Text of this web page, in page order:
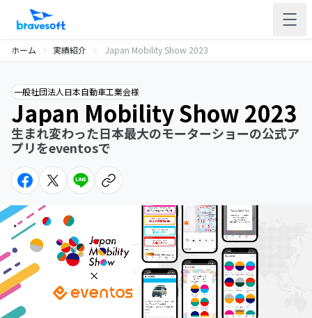
ホーム 実績紹介 Japan Mobility Show 2023
一般社団法人日本自動車工業会様
Japan Mobility Show 2023
生まれ変わった日本最大のモーターショーの公式ア
プリをeventosで